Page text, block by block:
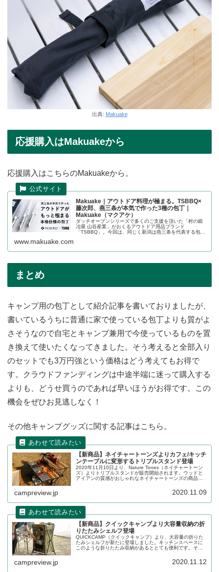
出典: Makuake
応援購入はMakuakeから
応援購入はこちらのMakuakeから。
Makuake｜アウトドア料理が極まる。TSBBQ×
藤次郎、燕三条が本気で作った3種の包丁｜
Makuake（マクアケ）
ダッチオーブンシリーズで多くのご支援を頂いた「村の鍛
冶屋 山谷産業」がおくるアウトドア用品ブランド
「TSBBQ」。今回は、同じく新潟は燕三条を代表する包丁
www.makuake.com
まとめ
キャンプ用の包丁として紹介記事を書いておりましたが、
書いているうちに普通に家で使っている包丁よりも質がよ
さそうなので自宅とキャンプ兼用で今使っているものを置
き換えて使いたくなってきました。そう考えると全部入り
のセットでも3万円強という価格はどう考えてもお得で
す。クラウドファンディングは中途半端に迷って購入する
よりも、どうせ買うのであれば早いほうがお得です。この
機会をぜひお見逃しなく！
その他キャンプグッズに関する記事はこちら。
【新商品】ネイチャートーンズよりカフェ/キッチ
ンテーブルに変形するトリプルスタンド登場
2020年11月10日より、Nature Tones（ネイチャートーン
ズ）よりトリプルスタンドが販売開始されます。ウッドと
アイアンの質感がおしゃれなネイチャートーンズの商品は
campreview.jp 2020.11.09
【新商品】クイックキャンプより大容量収納の折
りたたみシェルフ登場
QUICKCAMP（クイックキャンプ）より、大容量の折りた
たみシェルフが新たに登場しました。キッチンスペースに
このような折りたたみ収納があるととても便利です。それ
campreview.jp 2020.11.12